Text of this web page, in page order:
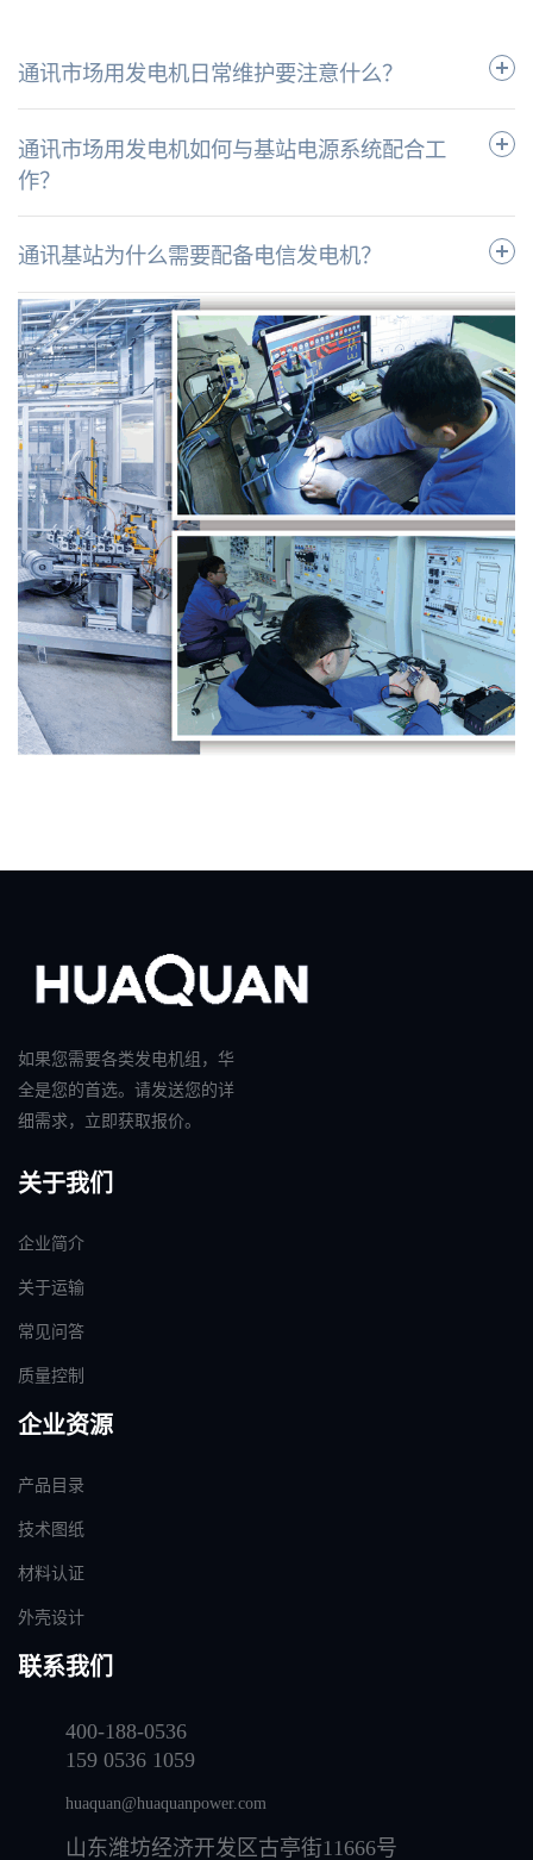
通讯市场用发电机日常维护要注意什么？‌
通讯市场用发电机如何与基站电源系统配合工
作？‌
通讯基站为什么需要配备电信发电机？
如果您需要各类发电机组，华
全是您的首选。请发送您的详
细需求，立即获取报价。
关于我们
企业简介
关于运输
常见问答
质量控制
企业资源
产品目录
技术图纸
材料认证
外壳设计
联系我们
400-188-0536
159 0536 1059
huaquan@huaquanpower.com
山东潍坊经济开发区古亭街11666号